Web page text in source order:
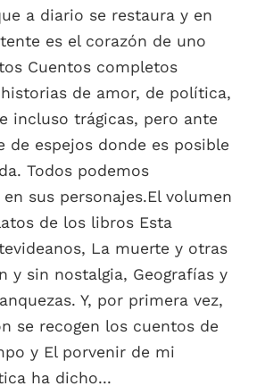
a diario se restaura y en
es el corazón de uno
Cuentos completos
de amor, de política,
incluso trágicas, pero ante
de espejos donde es posible
Todos podemos
sus personajes.El volumen
de los libros Esta
La muerte y otras
y sin nostalgia, Geografías y
Y, por primera vez,
se recogen los cuentos de
y El porvenir de mi
ha dicho...